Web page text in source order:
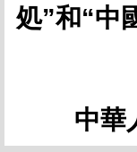
処”和“中
中華